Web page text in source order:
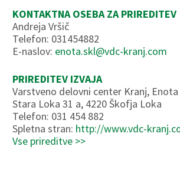
KONTAKTNA OSEBA ZA PRIREDITEV
Andreja Vršič
Telefon: 031454882
E-naslov: enota.skl@vdc-kranj.com
PRIREDITEV IZVAJA
Varstveno delovni center Kranj,
Stara Loka 31 a, 4220 Škofja Loka
Telefon: 031 454 882
Spletna stran: http://www.vdc-
Vse prireditve >>